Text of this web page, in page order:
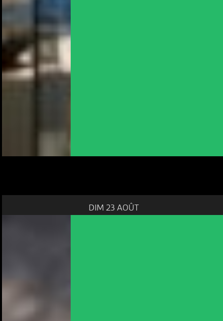
DIM 23 AOÛT